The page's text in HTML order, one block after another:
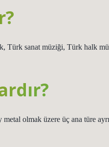
Türk sanat müziği, Türk halk
olmak üzere üç ana türe